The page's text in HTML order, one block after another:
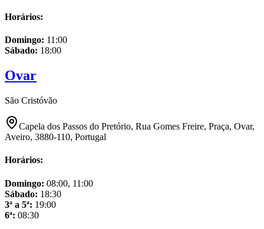
Horários:
Domingo: 11:00
Sábado: 18:00
Ovar
São Cristóvão
Capela dos Passos do Pretório, Rua Gomes Freire, Praça, Ovar,
Aveiro, 3880-110, Portugal
Horários:
Domingo: 08:00, 11:00
Sábado: 18:30
3ª a 5ª: 19:00
6ª: 08:30